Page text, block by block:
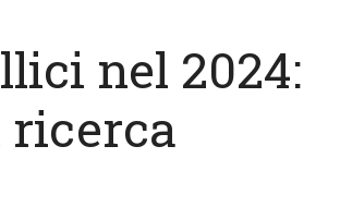
nel 2024:
ricerca